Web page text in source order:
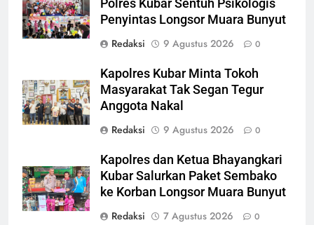
Polres Kubar Sentuh Psikologis
Penyintas Longsor Muara Bunyut
Redaksi
9 Agustus 2026 0
Kapolres Kubar Minta Tokoh
Masyarakat Tak Segan Tegur
Anggota Nakal
Redaksi
9 Agustus 2026 0
Kapolres dan Ketua Bhayangkari
Kubar Salurkan Paket Sembako
ke Korban Longsor Muara Bunyut
Redaksi
7 Agustus 2026 0